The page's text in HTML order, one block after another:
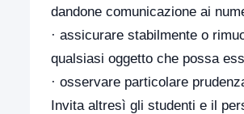
dandone comunicazione ai
· assicurare stabilmente o
qualsiasi oggetto che possa
· osservare particolare
Invita altresì gli studenti e il